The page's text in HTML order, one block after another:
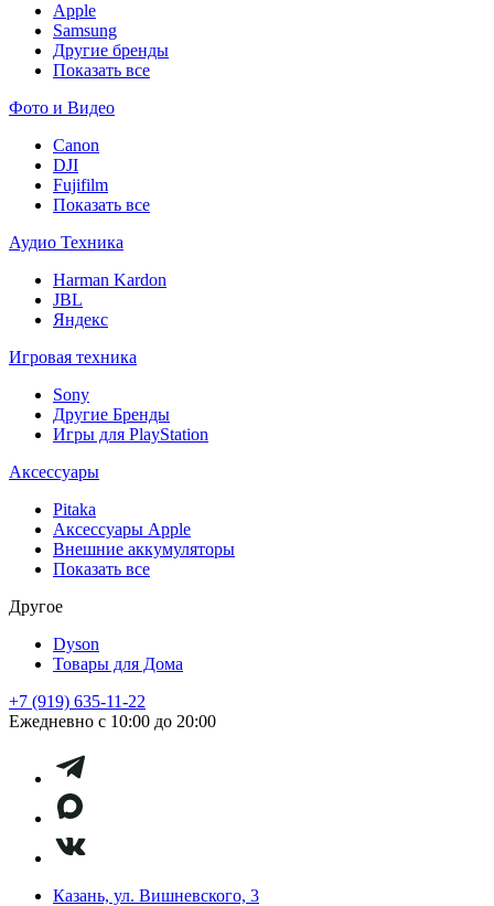
Apple
Samsung
Другие бренды
Показать все
Фото и Видео
Canon
DJI
Fujifilm
Показать все
Аудио Техника
Harman Kardon
JBL
Яндекс
Игровая техника
Sony
Другие Бренды
Игры для PlayStation
Аксессуары
Pitaka
Аксессуары Apple
Внешние аккумуляторы
Показать все
Другое
Dyson
Товары для Дома
+7 (919) 635-11-22
Ежедневно с 10:00 до 20:00
Казань, ул. Вишневского, 3